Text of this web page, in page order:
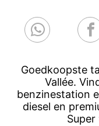
Goedkoopste
Vallée.
benzinestation
diesel en